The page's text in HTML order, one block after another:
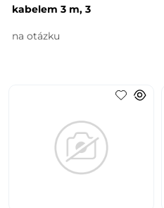
kabelem 3 m, 3
na otázku